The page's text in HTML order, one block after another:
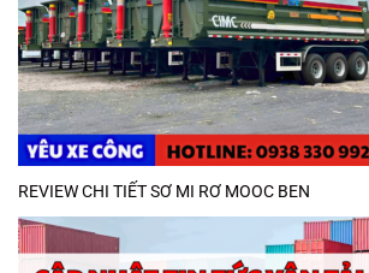
REVIEW CHI TIẾT SƠ MI RƠ MOOC BEN